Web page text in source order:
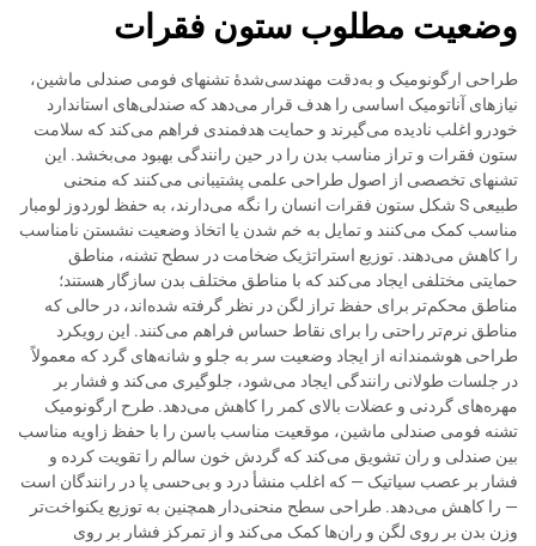
وضعیت مطلوب ستون فقرات
طراحی ارگونومیک و به‌دقت مهندسی‌شدهٔ تشنهای فومی صندلی ماشین،
نیازهای آناتومیک اساسی را هدف قرار می‌دهد که صندلی‌های استاندارد
خودرو اغلب نادیده می‌گیرند و حمایت هدفمندی فراهم می‌کند که سلامت
ستون فقرات و تراز مناسب بدن را در حین رانندگی بهبود می‌بخشد. این
تشنهای تخصصی از اصول طراحی علمی پشتیبانی می‌کنند که منحنی
طبیعی S شکل ستون فقرات انسان را نگه می‌دارند، به حفظ لوردوز لومبار
مناسب کمک می‌کنند و تمایل به خم شدن یا اتخاذ وضعیت نشستن نامناسب
را کاهش می‌دهند. توزیع استراتژیک ضخامت در سطح تشنه، مناطق
حمایتی مختلفی ایجاد می‌کند که با مناطق مختلف بدن سازگار هستند؛
مناطق محکم‌تر برای حفظ تراز لگن در نظر گرفته شده‌اند، در حالی که
مناطق نرم‌تر راحتی را برای نقاط حساس فراهم می‌کنند. این رویکرد
طراحی هوشمندانه از ایجاد وضعیت سر به جلو و شانه‌های گرد که معمولاً
در جلسات طولانی رانندگی ایجاد می‌شود، جلوگیری می‌کند و فشار بر
مهره‌های گردنی و عضلات بالای کمر را کاهش می‌دهد. طرح ارگونومیک
تشنه فومی صندلی ماشین، موقعیت مناسب باسن را با حفظ زاویه مناسب
بین صندلی و ران تشویق می‌کند که گردش خون سالم را تقویت کرده و
فشار بر عصب سیاتیک — که اغلب منشأ درد و بی‌حسی پا در رانندگان است
— را کاهش می‌دهد. طراحی سطح منحنی‌دار همچنین به توزیع یکنواخت‌تر
وزن بدن بر روی لگن و ران‌ها کمک می‌کند و از تمرکز فشار بر روی